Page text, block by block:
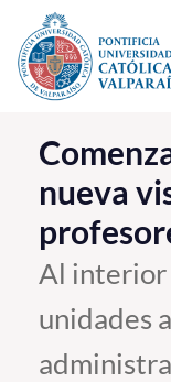
Click acá para ir
La Universidad
Investigación,
PUCV
Vinculación con
Admisión
nueva
Al interior
unidades